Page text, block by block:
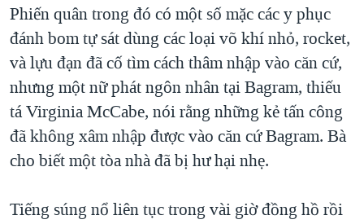
THỂ THAO
GROUND ZERO – XƯA VÀ NAY
CHI PHÍ CHIẾN TRANH AFGHANISTAN
CÁC GIÁ TRỊ CỘNG HÒA Ở VIỆT NAM
THƯỢNG ĐỈNH TRUMP-KIM TẠI VIỆT NAM
TRỊNH VĨNH BÌNH VS. CHÍNH PHỦ VIỆT NAM
NGƯ DÂN VIỆT VÀ LÀN SÓNG TRỘM HẢI SÂM
QUAN HỆ VIỆT MỸ
Phiến quân trong đó có một số mặc các y phục
đánh bom tự sát dùng các loại võ khí nhỏ, rocket,
và lựu đạn đã cố tìm cách thâm nhập vào căn cứ,
nhưng một nữ phát ngôn nhân tại Bagram, thiếu
tá Virginia McCabe, nói rằng những kẻ tấn công
đã không xâm nhập được vào căn cứ Bagram. Bà
cho biết một tòa nhà đã bị hư hại nhẹ.
Tiếng súng nổ liên tục trong vài giờ đồng hồ rồi